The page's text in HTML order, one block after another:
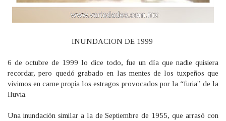
INUNDACION DE 1999
6 de octubre de 1999 lo dice todo, fue un día que nadie quisiera
recordar, pero quedó grabado en las mentes de los tuxpeños que
vivimos en carne propia los estragos provocados por la “furia” de la
lluvia.
Una inundación similar a la de Septiembre de 1955, que arrasó con